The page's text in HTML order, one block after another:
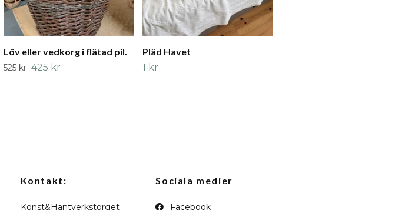
Löv eller vedkorg i flätad pil.
525 kr 425 kr
Pläd Havet
1 kr
Kontakt:
Konst&Hantverkstorget
Sociala medier
Facebook